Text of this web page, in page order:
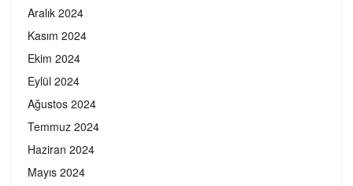
Aralık 2024
Kasım 2024
Ekim 2024
Eylül 2024
Ağustos 2024
Temmuz 2024
Haziran 2024
Mayıs 2024